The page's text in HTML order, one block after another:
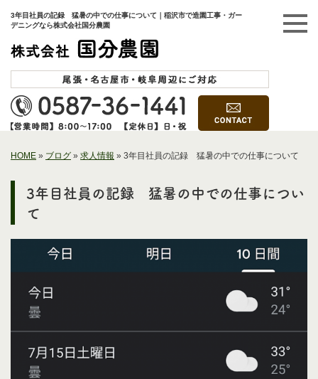
3年目社員の記録 猛暑の中での仕事について｜稲沢市で造園工事・ガー
デニングなら株式会社国分農園
HOME » ブログ » 求人情報 » 3年目社員の記録 猛暑の中での仕事について
3年目社員の記録 猛暑の中での仕事につい
て